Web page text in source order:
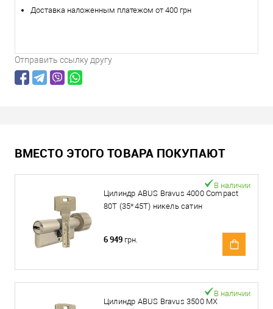
Доставка наложенным платежом от 400 грн
Отправить ссылку другу
ВМЕСТО ЭТОГО ТОВАРА ПОКУПАЮТ
Цилиндр ABUS Bravus 4000 Compact
80T (35*45T) никель сатин
В наличии
6 949 грн.
Цилиндр ABUS Bravus 3500 MX
В наличии